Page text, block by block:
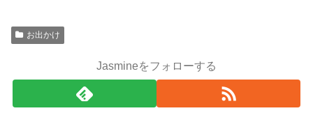
お出かけ
Jasmineをフォローする